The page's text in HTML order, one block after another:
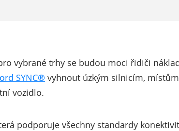
vybrané trhy se budou moci řidiči
SYNC® vyhnout úzkým silnicím,
vozidlo.
podporuje všechny standardy